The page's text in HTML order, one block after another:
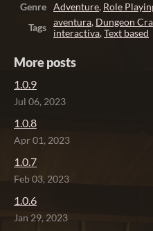
Genre
Adventure, Role
Tags
aventura, Dungeon
interactiva,Text based
More posts
1.0.9
Jul 06, 2023
1.0.8
Apr 01, 2023
1.0.7
Feb 03, 2023
1.0.6
Jan 29, 2023